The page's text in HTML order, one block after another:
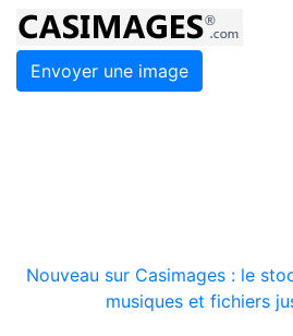
Envoyer une image
Nouveau sur Casimages : le
musiques et fichiers